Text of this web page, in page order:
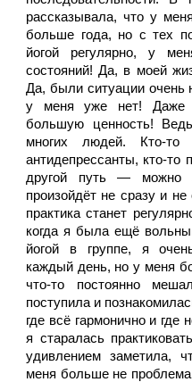
рассказывала, что у
больше года, но с тех
йогой регулярно, у
состояний! Да, в моей
Да, были ситуации очень
у меня уже нет! Даже
большую ценность!
многих людей. Кто-то
антидепрессанты, кто-то
другой путь — можно
произойдёт не сразу и
практика станет
когда я была ещё
йогой в группе, я
каждый день, но у меня
что-то постоянно
поступила и
где всё гармонично и где
я старалась
удивлением заметила,
меня больше не